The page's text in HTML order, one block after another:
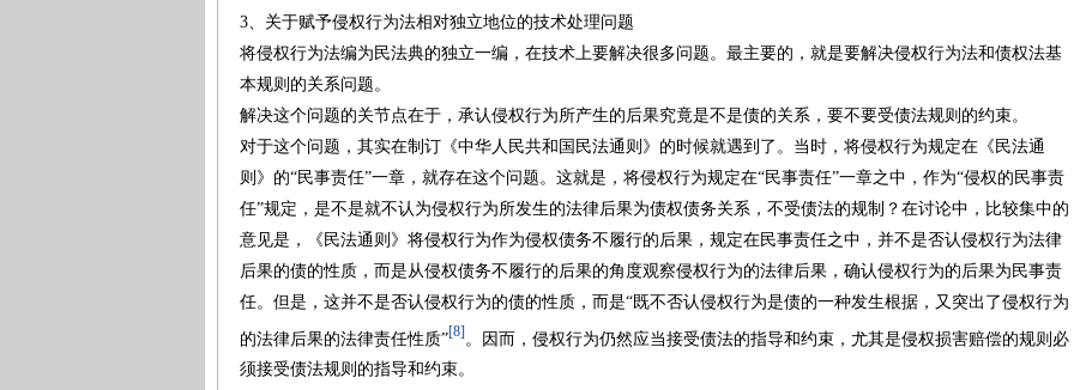
3、关于赋予侵权行为法相对独立地位的技术处理问题
将侵权行为法编为民法典的独立一编，在技术上要解决很多问题。最主要的，就是要解决侵权行为法和债权法基
本规则的关系问题。
解决这个问题的关节点在于，承认侵权行为所产生的后果究竟是不是债的关系，要不要受债法规则的约束。
对于这个问题，其实在制订《中华人民共和国民法通则》的时候就遇到了。当时，将侵权行为规定在《民法通
则》的“民事责任”一章，就存在这个问题。这就是，将侵权行为规定在“民事责任”一章之中，作为“侵权的民事责
任”规定，是不是就不认为侵权行为所发生的法律后果为债权债务关系，不受债法的规制？在讨论中，比较集中的
意见是，《民法通则》将侵权行为作为侵权债务不履行的后果，规定在民事责任之中，并不是否认侵权行为法律
后果的债的性质，而是从侵权债务不履行的后果的角度观察侵权行为的法律后果，确认侵权行为的后果为民事责
任。但是，这并不是否认侵权行为的债的性质，而是“既不否认侵权行为是债的一种发生根据，又突出了侵权行为
的法律后果的法律责任性质”[8] 。因而，侵权行为仍然应当接受债法的指导和约束，尤其是侵权损害赔偿的规则必
须接受债法规则的指导和约束。